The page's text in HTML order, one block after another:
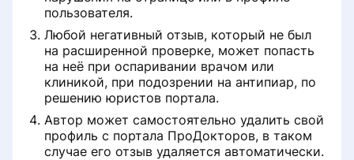
пользователя.
Любой негативный отзыв, который не был
на расширенной проверке, может попасть
на неё при оспаривании врачом или
клиникой, при подозрении на антипиар, по
решению юристов портала.
Автор может самостоятельно удалить свой
профиль с портала ПроДокторов, в таком
случае его отзыв удаляется автоматически.